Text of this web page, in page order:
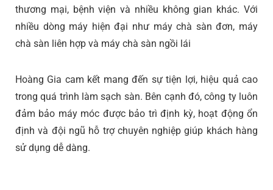
thương mại, bệnh viện và nhiều không gian khác. Với
nhiều dòng máy hiện đại như máy chà sàn đơn, máy
chà sàn liên hợp và máy chà sàn ngồi lái
Hoàng Gia cam kết mang đến sự tiện lợi, hiệu quả cao
trong quá trình làm sạch sàn. Bên cạnh đó, công ty luôn
đảm bảo máy móc được bảo trì định kỳ, hoạt động ổn
định và đội ngũ hỗ trợ chuyên nghiệp giúp khách hàng
sử dụng dễ dàng.